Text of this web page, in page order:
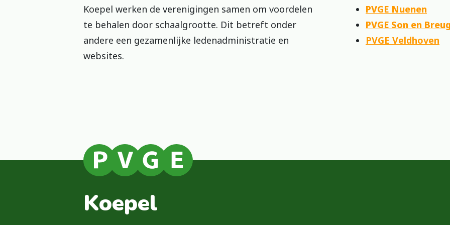
Koepel werken de verenigingen samen om voordelen
te behalen door schaalgrootte. Dit betreft onder
andere een gezamenlijke ledenadministratie en
websites.
PVGE Nuenen
PVGE Son en
PVGE Veldhoven
Koepel